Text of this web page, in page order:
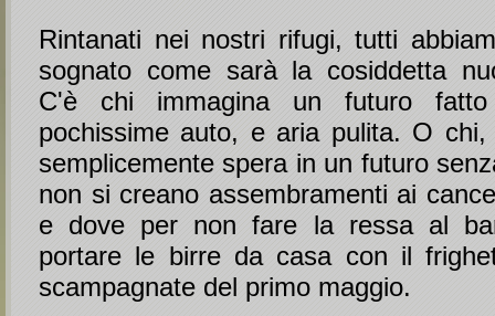
Rintanati nei nostri rifugi, tutti
sognato come sarà la cosiddetta
C'è chi immagina un futuro
pochissime auto, e aria pulita. O
semplicemente spera in un futuro
non si creano assembramenti ai
e dove per non fare la ressa al
portare le birre da casa con il
scampagnate del primo maggio.